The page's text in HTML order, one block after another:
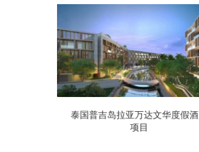
泰国普吉岛拉亚万达文华度假
项目